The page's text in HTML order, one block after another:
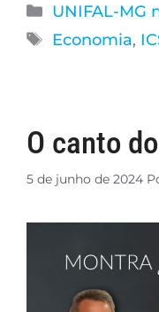
UNIFAL-MG
Economia,
O canto
5 de junho de 2024